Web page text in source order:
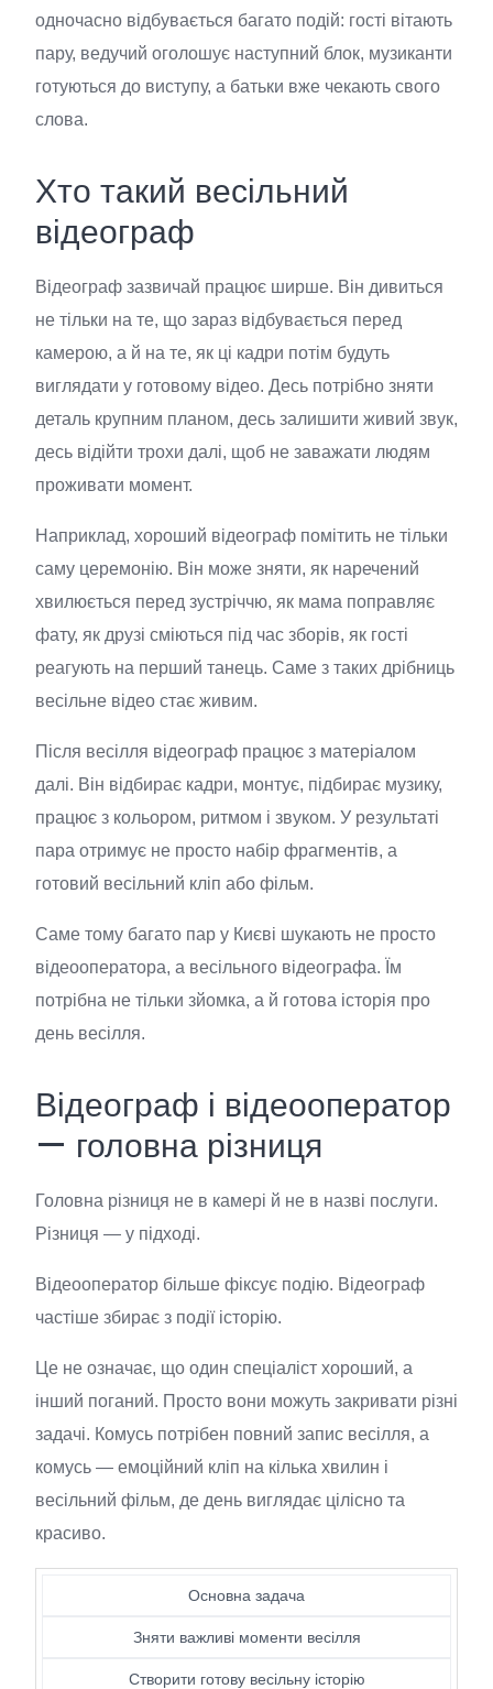
одночасно відбувається багато подій: гості вітають
пару, ведучий оголошує наступний блок, музиканти
готуються до виступу, а батьки вже чекають свого
слова.
Хто такий весільний
відеограф
Відеограф зазвичай працює ширше. Він дивиться
не тільки на те, що зараз відбувається перед
камерою, а й на те, як ці кадри потім будуть
виглядати у готовому відео. Десь потрібно зняти
деталь крупним планом, десь залишити живий звук,
десь відійти трохи далі, щоб не заважати людям
проживати момент.
Наприклад, хороший відеограф помітить не тільки
саму церемонію. Він може зняти, як наречений
хвилюється перед зустріччю, як мама поправляє
фату, як друзі сміються під час зборів, як гості
реагують на перший танець. Саме з таких дрібниць
весільне відео стає живим.
Після весілля відеограф працює з матеріалом
далі. Він відбирає кадри, монтує, підбирає музику,
працює з кольором, ритмом і звуком. У результаті
пара отримує не просто набір фрагментів, а
готовий весільний кліп або фільм.
Саме тому багато пар у Києві шукають не просто
відеооператора, а весільного відеографа. Їм
потрібна не тільки зйомка, а й готова історія про
день весілля.
Відеограф і відеооператор
— головна різниця
Головна різниця не в камері й не в назві послуги.
Різниця — у підході.
Відеооператор більше фіксує подію. Відеограф
частіше збирає з події історію.
Це не означає, що один спеціаліст хороший, а
інший поганий. Просто вони можуть закривати різні
задачі. Комусь потрібен повний запис весілля, а
комусь — емоційний кліп на кілька хвилин і
весільний фільм, де день виглядає цілісно та
красиво.
Основна задача
Зняти важливі моменти весілля
Створити готову весільну історію